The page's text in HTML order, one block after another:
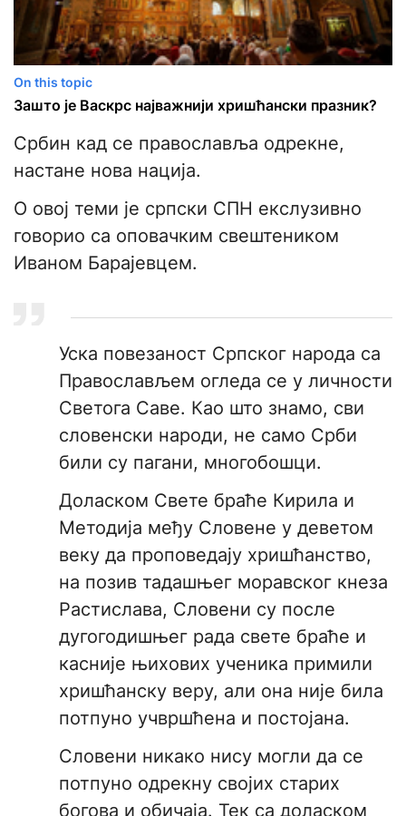
On this topic
Зашто је Васкрс најважнији хришћански празник?
Србин кад се православља одрекне,
настане нова нација.
О овој теми је српски СПН екслузивно
говорио са оповачким свештеником
Иваном Барајевцем.
Уска повезаност Српског народа са
Православљем огледа се у личности
Светога Саве. Као што знамо, сви
словенски народи, не само Срби
били су пагани, многобошци.
Доласком Свете браће Кирила и
Методија међу Словене у деветом
веку да проповедају хришћанство,
на позив тадашњег моравског кнеза
Растислава, Словени су после
дугогодишњег рада свете браће и
касније њихових ученика примили
хришћанску веру, али она није била
потпуно учвршћена и постојана.
Словени никако нису могли да се
потпуно одрекну својих старих
богова и обичаја. Тек са доласком